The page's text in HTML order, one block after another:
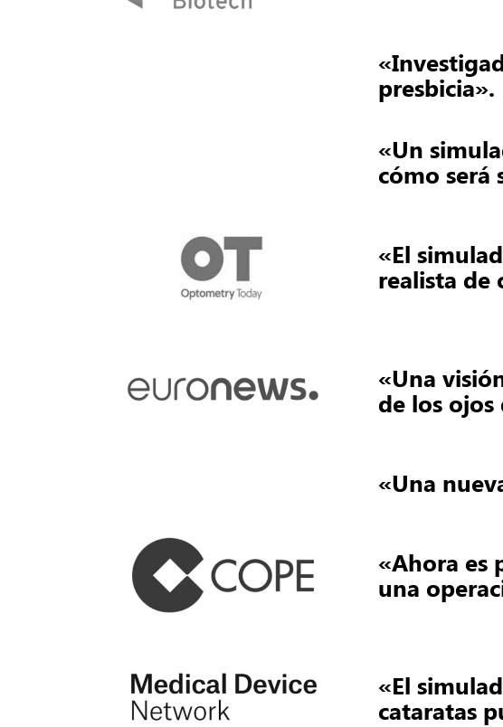
presbicia».
«Un
cómo será
«El
realista de
«Una
de los ojos
«Una
«Ahora es
una
«El
cataratas